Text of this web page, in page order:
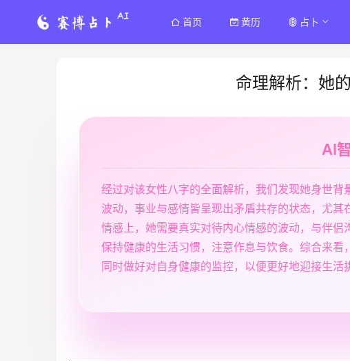
首页 黄历 占卜
命理解析：她
AI
经过对该女性八字的全面解析，我们发现她身世
波动，事业与感情皆呈现出矛盾共存的状态，尤其
情感上，她需要真实对待内心情感的波动，与伴
保持健康的生活习惯，注意作息与饮食。综合来看
同时做好对自身健康的监控，以便更好地迎接生活